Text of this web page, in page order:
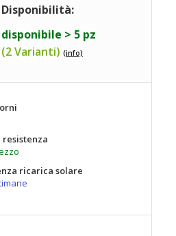
Disponibilità:
disponibile > 5 pz
(2 Varianti) (info)
resistenza
ricarica solare